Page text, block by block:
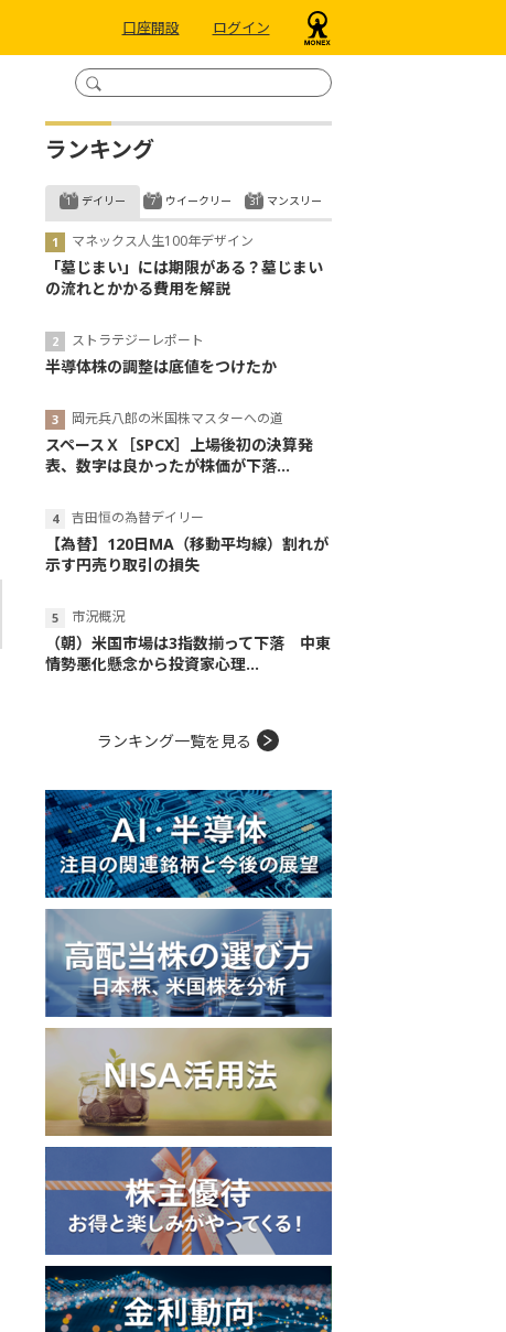
口座開設 ログイン
ランキング
デイリー
マネックス人生100年デザイン
「墓じまい」には期限がある？墓じまい
の流れとかかる費用を解説
ストラテジーレポート
半導体株の調整は底値をつけたか
岡元兵八郎の米国株マスターへの道
スペースＸ［SPCX］上場後初の決算発
表、数字は良かったが株価が下落...
吉田恒の為替デイリー
【為替】120日MA（移動平均線）割れが
示す円売り取引の損失
市況概況
（朝）米国市場は3指数揃って下落 中東
情勢悪化懸念から投資家心理...
ウイークリー マンスリー
ランキング一覧を見る